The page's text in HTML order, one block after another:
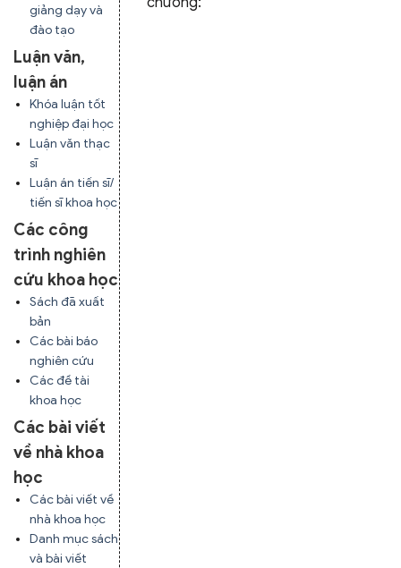
giảng dạy và
đào tạo
Luận văn,
luận án
Khóa luận tốt
nghiệp đại học
Luận văn thạc
sĩ
Luận án tiến sĩ/
tiến sĩ khoa học
Các công
trình nghiên
cứu khoa học
Sách đã xuất
bản
Các bài báo
nghiên cứu
Các đề tài
khoa học
Các bài viết
về nhà khoa
học
Các bài viết về
nhà khoa học
Danh mục sách
và bài viết